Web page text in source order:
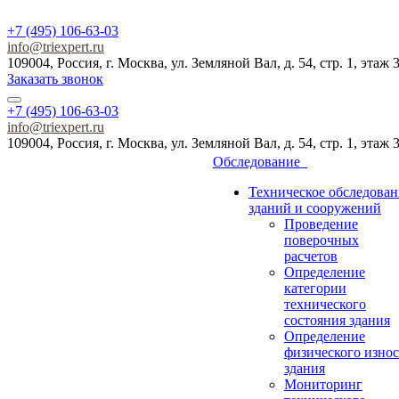
+7 (495) 106-63-03
info@triexpert.ru
109004, Россия, г. Москва, ул. Земляной Вал, д. 54, стр. 1, этаж 3
Заказать звонок
+7 (495) 106-63-03
info@triexpert.ru
109004, Россия, г. Москва, ул. Земляной Вал, д. 54, стр. 1, этаж 3
Обследование
Техническое
зданий и сооружений
Проведение
поверочных
расчетов
Определение
категории
технического
состояния здания
Определение
физического
здания
Мониторинг